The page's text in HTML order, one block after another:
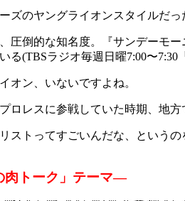
ズのヤングライオンスタイルだっ
倒的な知名度。『サンデーモー
る(TBSラジオ毎週日曜7:00〜7:30
オン、いないですよね。
レスに参戦していた時期、地方
ストってすごいんだな、というの
トーク」テーマ―